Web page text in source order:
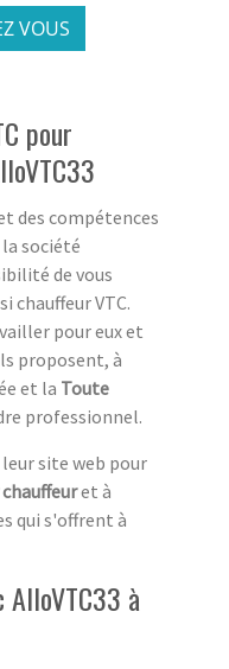
VOUS
pour
des compétences
société
de vous
chauffeur VTC.
pour eux et
proposent, à
et la Toute
professionnel.
site web pour
et à
qui s'offrent à
AlloVTC33 à